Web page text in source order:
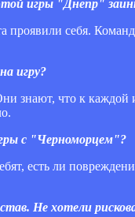
игры "Днепр"
себя.
игру?
знают, что к каждой
с "Черноморцем"?
есть ли
Не хотели